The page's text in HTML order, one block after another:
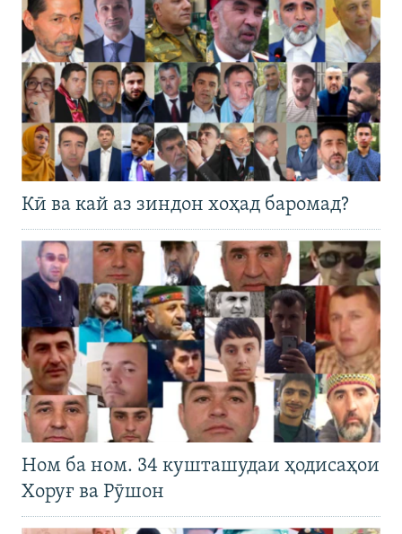
Кӣ ва кай аз зиндон хоҳад баромад?
Ном ба ном. 34 кушташудаи ҳодисаҳои
Хоруғ ва Рӯшон